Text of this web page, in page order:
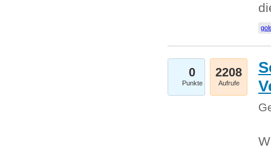
0
Punkte
2208
Aufrufe